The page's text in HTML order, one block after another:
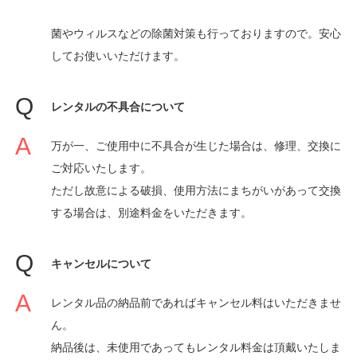
菌やウィルスなどの除菌対策も行っておりますので。安心
してお使いいただけます。
レンタルの不具合について
万が一、ご使用中に不具合が生じた場合は、修理、交換に
ご対応いたします。
ただし故意による破損、使用方法にまちがいがあって交換
する場合は、別途料金をいただきます。
キャンセルについて
レンタル品の納品前であればキャンセル料はいただきませ
ん。
納品後は、未使用であってもレンタル料金は頂戴いたしま